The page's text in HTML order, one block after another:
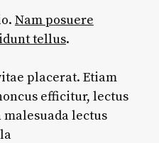
Nam posuere
tellus.
placerat. Etiam
efficitur, lectus
malesuada lectus